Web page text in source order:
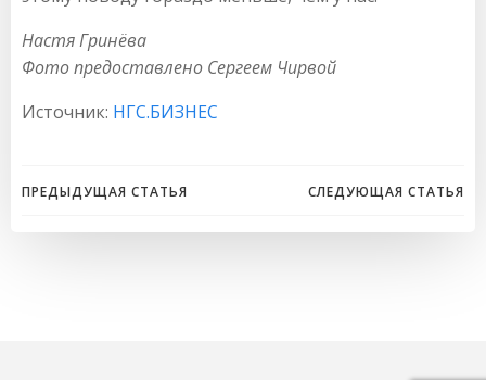
Настя Гринёва
Фото предоставлено Сергеем Чирвой
Источник: НГС.БИЗНЕС
Навигация
по
ПРЕДЫДУЩАЯ СТАТЬЯ
Навигация
по
СЛЕДУЮЩАЯ СТАТЬЯ